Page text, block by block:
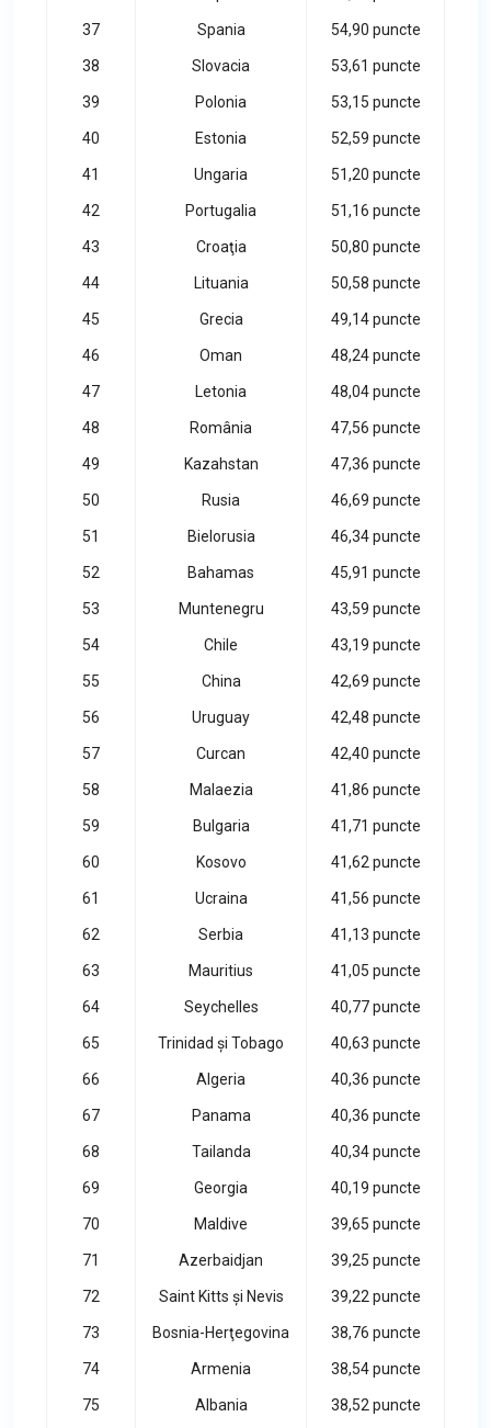
37 Spania 54,90 puncte
38 Slovacia 53,61 puncte
39 Polonia 53,15 puncte
40 Estonia 52,59 puncte
41 Ungaria 51,20 puncte
42 Portugalia 51,16 puncte
43 Croaţia 50,80 puncte
44 Lituania 50,58 puncte
45 Grecia 49,14 puncte
46 Oman 48,24 puncte
47 Letonia 48,04 puncte
48 România 47,56 puncte
49 Kazahstan 47,36 puncte
50 Rusia 46,69 puncte
51 Bielorusia 46,34 puncte
52 Bahamas 45,91 puncte
53 Muntenegru 43,59 puncte
54 Chile 43,19 puncte
55 China 42,69 puncte
56 Uruguay 42,48 puncte
57 Curcan 42,40 puncte
58 Malaezia 41,86 puncte
59 Bulgaria 41,71 puncte
60 Kosovo 41,62 puncte
61 Ucraina 41,56 puncte
62 Serbia 41,13 puncte
63 Mauritius 41,05 puncte
64 Seychelles 40,77 puncte
65 Trinidad și Tobago 40,63 puncte
66 Algeria 40,36 puncte
67 Panama 40,36 puncte
68 Tailanda 40,34 puncte
69 Georgia 40,19 puncte
70 Maldive 39,65 puncte
71 Azerbaidjan 39,25 puncte
72 Saint Kitts și Nevis 39,22 puncte
73 Bosnia-Herţegovina 38,76 puncte
74 Armenia 38,54 puncte
75 Albania 38,52 puncte